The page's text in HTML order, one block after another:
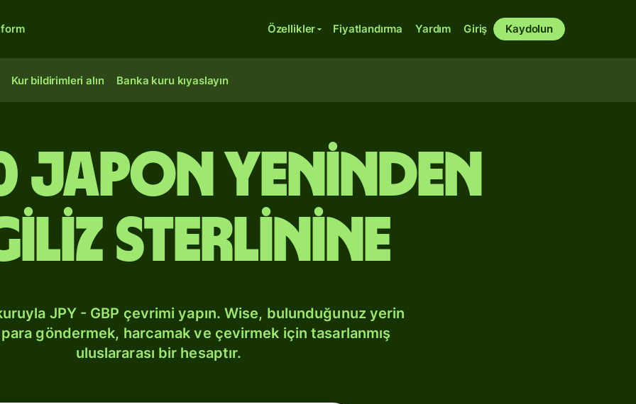
Özellikler Fiyatlandırma Yardım Giriş Kaydolun
Kur bildirimleri alın Banka kuru kıyaslayın
Japon yeninden
sterlinine
JPY - GBP çevrimi yapın. Wise, bulunduğunuz yerin
göndermek, harcamak ve çevirmek için tasarlanmış
uluslararası bir hesaptır.